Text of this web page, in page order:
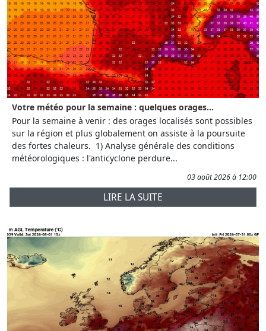
Votre météo pour la semaine : quelques orages...
Pour la semaine à venir : des orages localisés sont possibles
sur la région et plus globalement on assiste à la poursuite
des fortes chaleurs. 1) Analyse générale des conditions
météorologiques : l'anticyclone perdure...
03 août 2026 à 12:00
LIRE LA SUITE